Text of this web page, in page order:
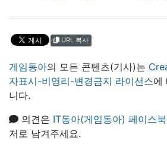
URL 복사
게임동아의 모든 콘텐츠(기사)는
자표시-비영리-변경금지 라이선스에
니다.
의견은 IT동아(게임동아) 페이스북
저로 남겨주세요.